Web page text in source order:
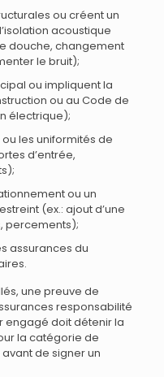
ou créent un
acoustique
douche, changement
le bruit);
ou impliquent la
ou au Code de
électrique);
les uniformités de
d’entrée,
ou un
(ex.: ajout d’une
percements);
assurances du
une preuve de
responsabilité
engagé doit détenir la
la catégorie de
de signer un